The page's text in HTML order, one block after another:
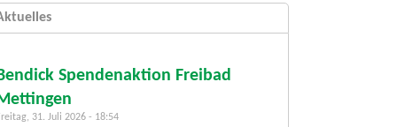
Spendenaktion Freibad
31. Juli 2026 - 18:54